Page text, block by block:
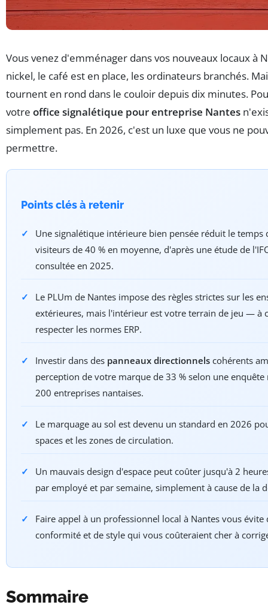
Vous venez d'emménager dans vos nouveaux locaux à
nickel, le café est en place, les ordinateurs branchés.
tournent en rond dans le couloir depuis dix minutes.
votre office signalétique pour entreprise Nantes
simplement pas. En 2026, c'est un luxe que vous ne
permettre.
Points clés à retenir
Une signalétique intérieure bien pensée réduit le temps
visiteurs de 40 % en moyenne, d'après une étude de
consultée en 2025.
Le PLUm de Nantes impose des règles strictes sur les
extérieures, mais l'intérieur est votre terrain de jeu — à
respecter les normes ERP.
Investir dans des panneaux directionnels cohérents
perception de votre marque de 33 % selon une enquête
200 entreprises nantaises.
Le marquage au sol est devenu un standard en 2026
spaces et les zones de circulation.
Un mauvais design d'espace peut coûter jusqu'à 2
par employé et par semaine, simplement à cause de la
Faire appel à un professionnel local à Nantes vous évite
conformité et de style qui vous coûteraient cher à
Sommaire